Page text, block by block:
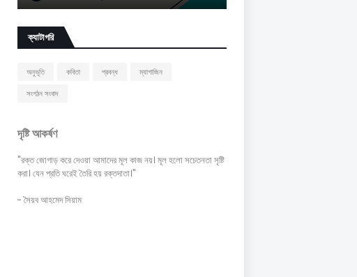
ক্যাটাগরি
অনুভূতি কবিতা প্রবন্ধ
ম্যাগাজিন
সংগঠন সংবাদ
দৃষ্টি আকর্ষণ
"রক্ত জোগাড় করে দেওয়া আমাদের মূল কাজ নয়। মূল হলো সচেতনতা সৃষ্টি
করা। যেন প্রতি ঘরেই তৈরি হয় রক্তদাতা।"
- সৈয়ব আহমেদ সিয়াম